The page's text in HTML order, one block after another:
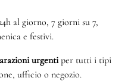
al giorno, 7 giorni su 7,
e festivi.
urgentiper tutti i tipi
ufficio o negozio.